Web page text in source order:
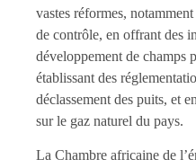
vastes réformes,
de contrôle, en offrant des
développement de champs
établissant des
déclassement des puits, et
sur le gaz naturel du pays.
La Chambre africaine de